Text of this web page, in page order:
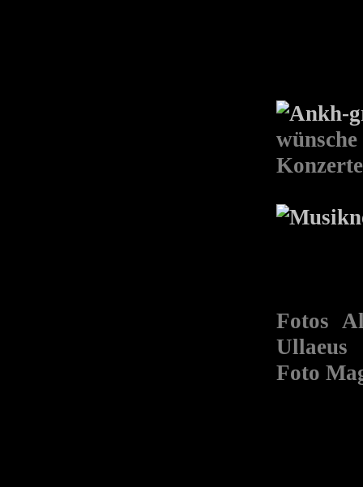
Fotos
Ullaeus
Foto